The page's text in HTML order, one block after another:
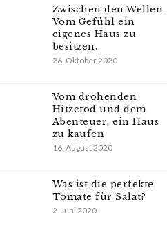
Zwischen den Wellen-
Vom Gefühl ein
eigenes Haus zu
besitzen.
26. Oktober 2020
Vom drohenden
Hitzetod und dem
Abenteuer, ein Haus
zu kaufen
16. August 2020
Was ist die perfekte
Tomate für Salat?
2. Juni 2020